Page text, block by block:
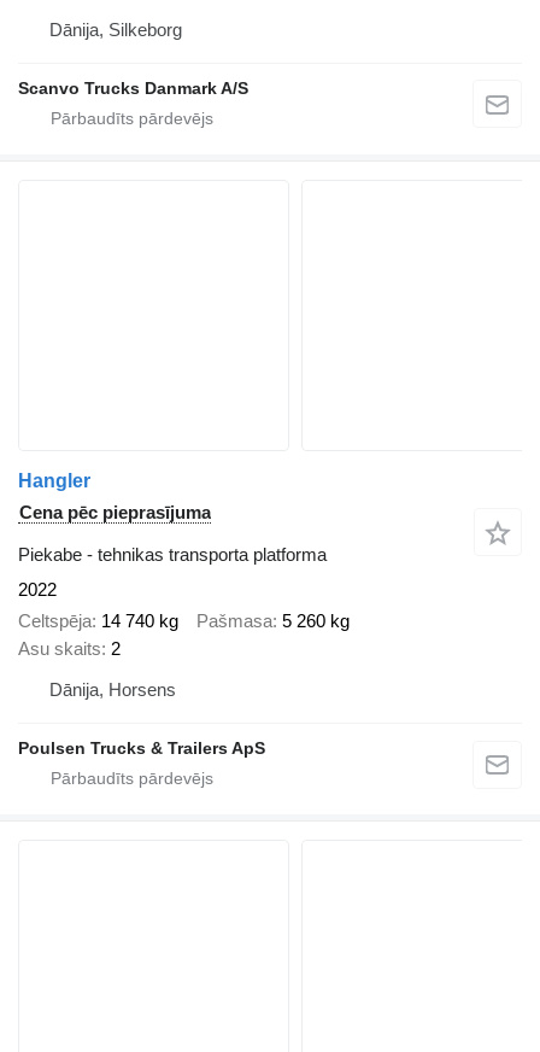
Dānija, Silkeborg
Scanvo Trucks Danmark A/S
Hangler
Cena pēc pieprasījuma
Piekabe - tehnikas transporta platforma
2022
Celtspēja 14 740 kg Pašmasa 5 260 kg
Asu skaits 2
Dānija, Horsens
Poulsen Trucks & Trailers ApS